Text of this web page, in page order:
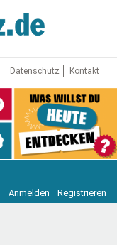
Datenschutz Kontakt
Anmelden Registrieren